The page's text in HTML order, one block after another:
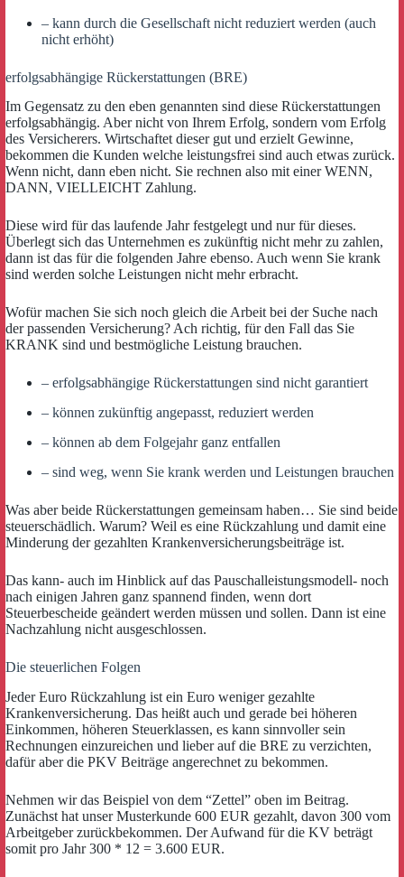
– kann durch die Gesellschaft nicht reduziert werden (auch
nicht erhöht)
erfolgsabhängige Rückerstattungen (BRE)
Im Gegensatz zu den eben genannten sind diese Rückerstattungen
erfolgsabhängig. Aber nicht von Ihrem Erfolg, sondern vom Erfolg
des Versicherers. Wirtschaftet dieser gut und erzielt Gewinne,
bekommen die Kunden welche leistungsfrei sind auch etwas zurück.
Wenn nicht, dann eben nicht. Sie rechnen also mit einer WENN,
DANN, VIELLEICHT Zahlung.
Diese wird für das laufende Jahr festgelegt und nur für dieses.
Überlegt sich das Unternehmen es zukünftig nicht mehr zu zahlen,
dann ist das für die folgenden Jahre ebenso. Auch wenn Sie krank
sind werden solche Leistungen nicht mehr erbracht.
Wofür machen Sie sich noch gleich die Arbeit bei der Suche nach
der passenden Versicherung? Ach richtig, für den Fall das Sie
KRANK sind und bestmögliche Leistung brauchen.
– erfolgsabhängige Rückerstattungen sind nicht garantiert
– können zukünftig angepasst, reduziert werden
– können ab dem Folgejahr ganz entfallen
– sind weg, wenn Sie krank werden und Leistungen brauchen
Was aber beide Rückerstattungen gemeinsam haben… Sie sind beide
steuerschädlich. Warum? Weil es eine Rückzahlung und damit eine
Minderung der gezahlten Krankenversicherungsbeiträge ist.
Das kann- auch im Hinblick auf das Pauschalleistungsmodell- noch
nach einigen Jahren ganz spannend finden, wenn dort
Steuerbescheide geändert werden müssen und sollen. Dann ist eine
Nachzahlung nicht ausgeschlossen.
Die steuerlichen Folgen
Jeder Euro Rückzahlung ist ein Euro weniger gezahlte
Krankenversicherung. Das heißt auch und gerade bei höheren
Einkommen, höheren Steuerklassen, es kann sinnvoller sein
Rechnungen einzureichen und lieber auf die BRE zu verzichten,
dafür aber die PKV Beiträge angerechnet zu bekommen.
Nehmen wir das Beispiel von dem “Zettel” oben im Beitrag.
Zunächst hat unser Musterkunde 600 EUR gezahlt, davon 300 vom
Arbeitgeber zurückbekommen. Der Aufwand für die KV beträgt
somit pro Jahr 300 * 12 = 3.600 EUR.